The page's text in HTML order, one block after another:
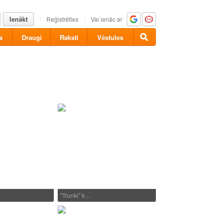
Ienākt Reģistrēties Vai ienāc ar
Draugi Raksti Vēstules
"Trunki" k…